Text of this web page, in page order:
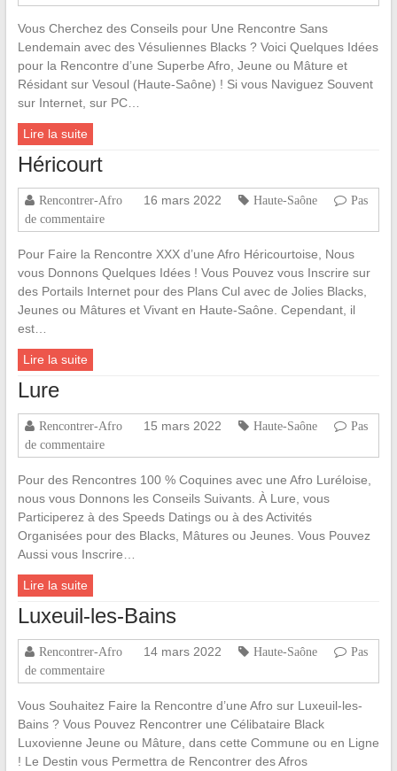
Vous Cherchez des Conseils pour Une Rencontre Sans
Lendemain avec des Vésuliennes Blacks ? Voici Quelques Idées
pour la Rencontre d’une Superbe Afro, Jeune ou Mâture et
Résidant sur Vesoul (Haute-Saône) ! Si vous Naviguez Souvent
sur Internet, sur PC…
Lire la suite
Héricourt
Rencontrer-Afro 16 mars 2022 Haute-Saône
Pas
de commentaire
Pour Faire la Rencontre XXX d’une Afro Héricourtoise, Nous
vous Donnons Quelques Idées ! Vous Pouvez vous Inscrire sur
des Portails Internet pour des Plans Cul avec de Jolies Blacks,
Jeunes ou Mâtures et Vivant en Haute-Saône. Cependant, il
est…
Lire la suite
Lure
Rencontrer-Afro 15 mars 2022 Haute-Saône
Pas
de commentaire
Pour des Rencontres 100 % Coquines avec une Afro Luréloise,
nous vous Donnons les Conseils Suivants. À Lure, vous
Participerez à des Speeds Datings ou à des Activités
Organisées pour des Blacks, Mâtures ou Jeunes. Vous Pouvez
Aussi vous Inscrire…
Lire la suite
Luxeuil-les-Bains
Rencontrer-Afro 14 mars 2022 Haute-Saône
Pas
de commentaire
Vous Souhaitez Faire la Rencontre d’une Afro sur Luxeuil-les-
Bains ? Vous Pouvez Rencontrer une Célibataire Black
Luxovienne Jeune ou Mâture, dans cette Commune ou en Ligne
! Le Destin vous Permettra de Rencontrer des Afros